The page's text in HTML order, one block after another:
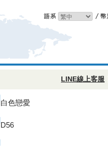
LINE線上客服
白色戀愛
D56